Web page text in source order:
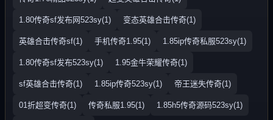
1.80传奇sf发布网523sy(1) 变态英雄合击传奇(1)
英雄合击传奇sf(1) 手机传奇1.95(1) 1.85ip传奇私服523sy(1)
1.80传奇sf发布523sy(1) 1.95金牛荣耀传奇(1)
sf英雄合击传奇(1) 1.85ip传奇523sy(1) 帝王迷失传奇(1)
01折超变传奇(1) 传奇私服1.95(1) 1.85h5传奇源码523sy(1)